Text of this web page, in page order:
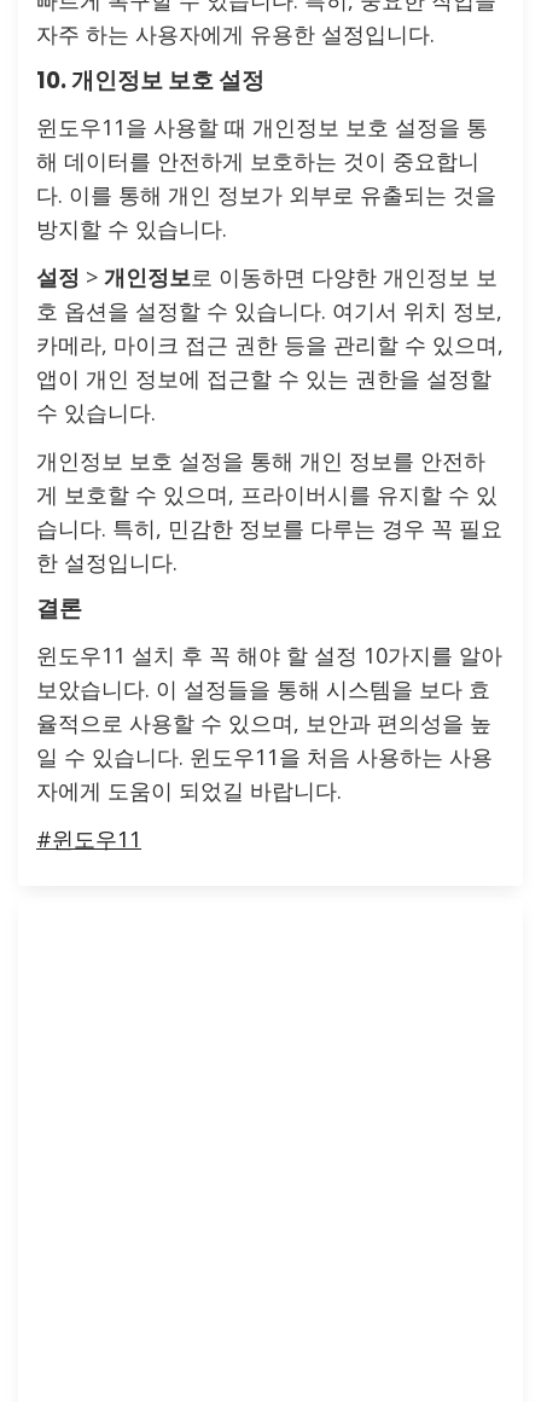
자주 하는 사용자에게 유용한 설정입니다.
10. 개인정보 보호 설정
윈도우11을 사용할 때 개인정보 보호 설정을 통
해 데이터를 안전하게 보호하는 것이 중요합니
다. 이를 통해 개인 정보가 외부로 유출되는 것을
방지할 수 있습니다.
설정 > 개인정보로 이동하면 다양한 개인정보 보
호 옵션을 설정할 수 있습니다. 여기서 위치 정보,
카메라, 마이크 접근 권한 등을 관리할 수 있으며,
앱이 개인 정보에 접근할 수 있는 권한을 설정할
수 있습니다.
개인정보 보호 설정을 통해 개인 정보를 안전하
게 보호할 수 있으며, 프라이버시를 유지할 수 있
습니다. 특히, 민감한 정보를 다루는 경우 꼭 필요
한 설정입니다.
결론
윈도우11 설치 후 꼭 해야 할 설정 10가지를 알아
보았습니다. 이 설정들을 통해 시스템을 보다 효
율적으로 사용할 수 있으며, 보안과 편의성을 높
일 수 있습니다. 윈도우11을 처음 사용하는 사용
자에게 도움이 되었길 바랍니다.
#윈도우11